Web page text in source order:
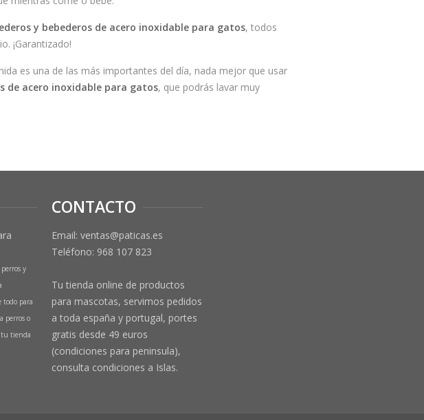
y bebederos de acero inoxidable para gatos, todos
¡Garantizado!
es una de las más importantes del día, nada mejor que usar
de acero inoxidable para gatos, que podrás lavar muy
y
todo para
perros o
tu tienda
CONTACTO
Email: ventas@paticas.es
Teléfono: 968 107 823
Tu tienda online de productos
para mascotas, servimos pedidos
a toda españa y portugal, portes
gratis desde 49 euros
(condiciones para peninsula),
consulta condiciones a Islas.